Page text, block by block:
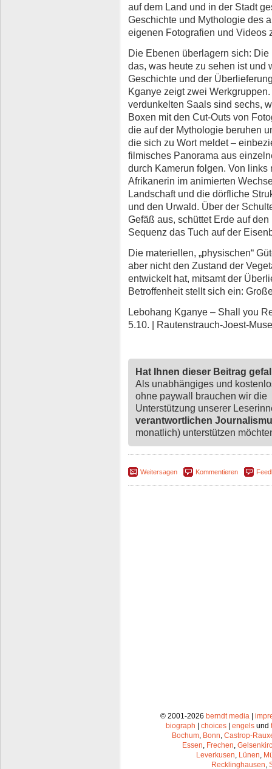
auf dem Land und in der Stadt
Geschichte und Mythologie des
eigenen Fotografien und Videos
Die Ebenen überlagern sich:
das, was heute zu sehen ist und
Geschichte und der
Kganye zeigt zwei
verdunkelten Saals sind sechs,
Boxen mit den Cut-Outs von
die auf der Mythologie beruhen
die sich zu Wort meldet –
filmisches Panorama aus
durch Kamerun folgen. Von
Afrikanerin im animierten
Landschaft und die dörfliche
und den Urwald. Über der
Gefäß aus, schüttet Erde auf
Sequenz das Tuch auf der
Die materiellen, „physischen“
aber nicht den Zustand der
entwickelt hat, mitsamt der
Betroffenheit stellt sich ein:
Lebohang Kganye – Shall you
5.10. | Rautenstrauch-Joest-
Hat Ihnen dieser Beitrag
Als unabhängiges und
ohne paywall brauchen wir die
Unterstützung unserer
verantwortlichen
monatlich) unterstützen
Weitersagen Kommentieren
© 2001-2026 berndt media|
biograph
choices engels und
Bochum, Bonn, Castrop-
Essen, Frechen,
Leverkusen, Lünen,
Recklinghausen,